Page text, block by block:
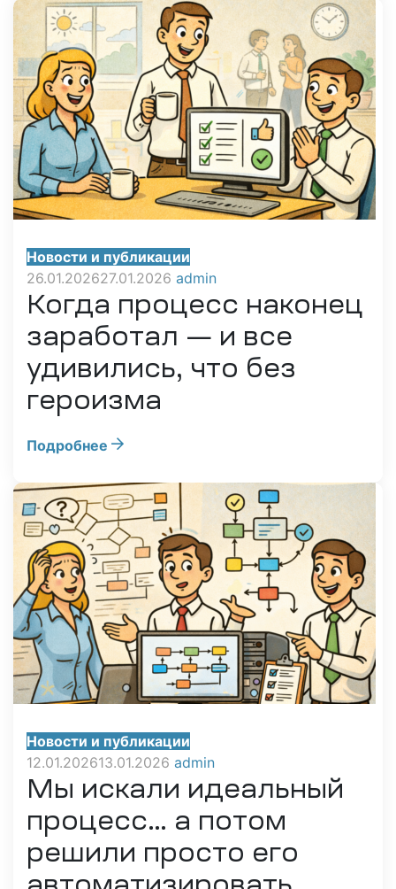
Новости и публикации
Когда процесс наконец
заработал — и все
удивились, что без
героизма
26.01.202627.01.2026 admin
Подробнее
Новости и публикации
Мы искали идеальный
процесс… а потом
решили просто его
12.01.202613.01.2026 admin